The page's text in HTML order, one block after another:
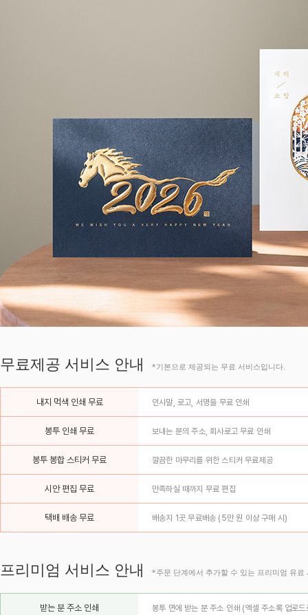
무료제공 서비스 안내 *기본으로 제공되는 무료 서비스입니다.
내지 먹색 인쇄 무료 인사말, 로고, 서명을 무료 인쇄
봉투 인쇄 무료 보내는 분의 주소, 회사로고 무료 인쇄
봉투 봉합 스티커 무료 깔끔한 마무리를 위한 스티커 무료제공
시안 편집 무료 만족하실 때까지 무료 편집
택배 배송 무료 배송지 1곳 무료배송 (5만 원 이상 구매 시)
프리미엄 서비스 안내 *주문 단계에서 추가할 수 있는 프리미엄 유료
받는 분 주소 인쇄 봉투 면에 받는 분 주소 인쇄 (엑셀 주소록 업로